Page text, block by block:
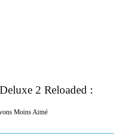
2 Reloaded :
Moins Aimé